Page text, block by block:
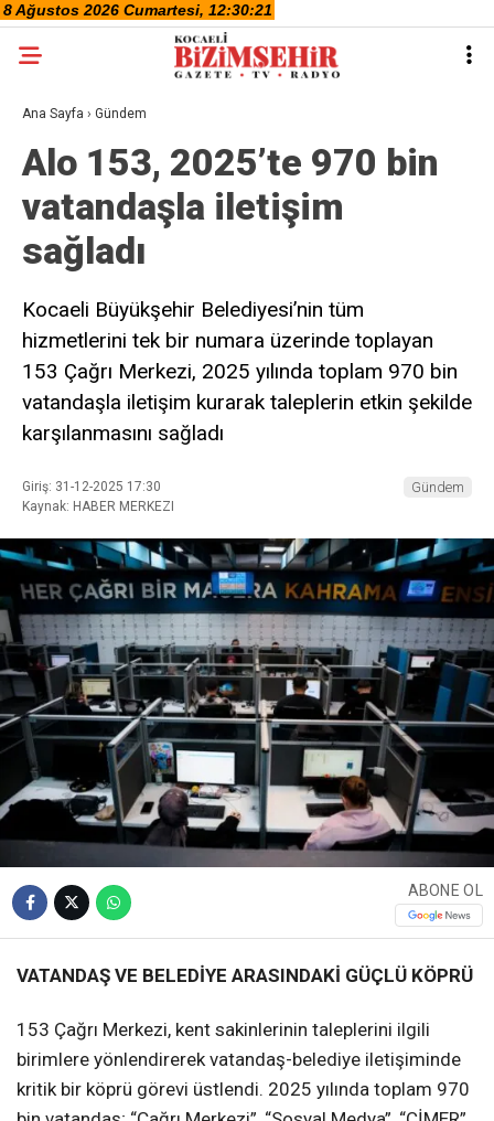
Ana Sayfa › Gündem
Alo 153, 2025’te 970 bin
vatandaşla iletişim
sağladı
Kocaeli Büyükşehir Belediyesi’nin tüm
hizmetlerini tek bir numara üzerinde toplayan
153 Çağrı Merkezi, 2025 yılında toplam 970 bin
vatandaşla iletişim kurarak taleplerin etkin şekilde
karşılanmasını sağladı
Giriş: 31-12-2025 17:30
Kaynak: HABER MERKEZI
Gündem
ABONE OL
VATANDAŞ VE BELEDİYE ARASINDAKİ GÜÇLÜ KÖPRÜ
153 Çağrı Merkezi, kent sakinlerinin taleplerini ilgili
birimlere yönlendirerek vatandaş-belediye iletişiminde
kritik bir köprü görevi üstlendi. 2025 yılında toplam 970